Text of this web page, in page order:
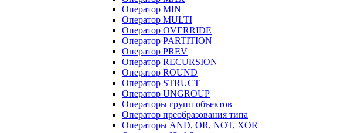
Оператор MIN
Оператор MULTI
Оператор OVERRIDE
Оператор PARTITION
Оператор PREV
Оператор RECURSION
Оператор ROUND
Оператор STRUCT
Оператор UNGROUP
Операторы групп объектов
Оператор преобразования типа
Операторы AND, OR, NOT, XOR